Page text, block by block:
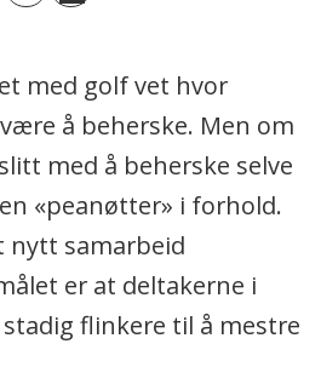
med golf vet hvor
å beherske. Men om
med å beherske selve
«peanøtter» i forhold.
nytt samarbeid
er at deltakerne i
flinkere til å mestre